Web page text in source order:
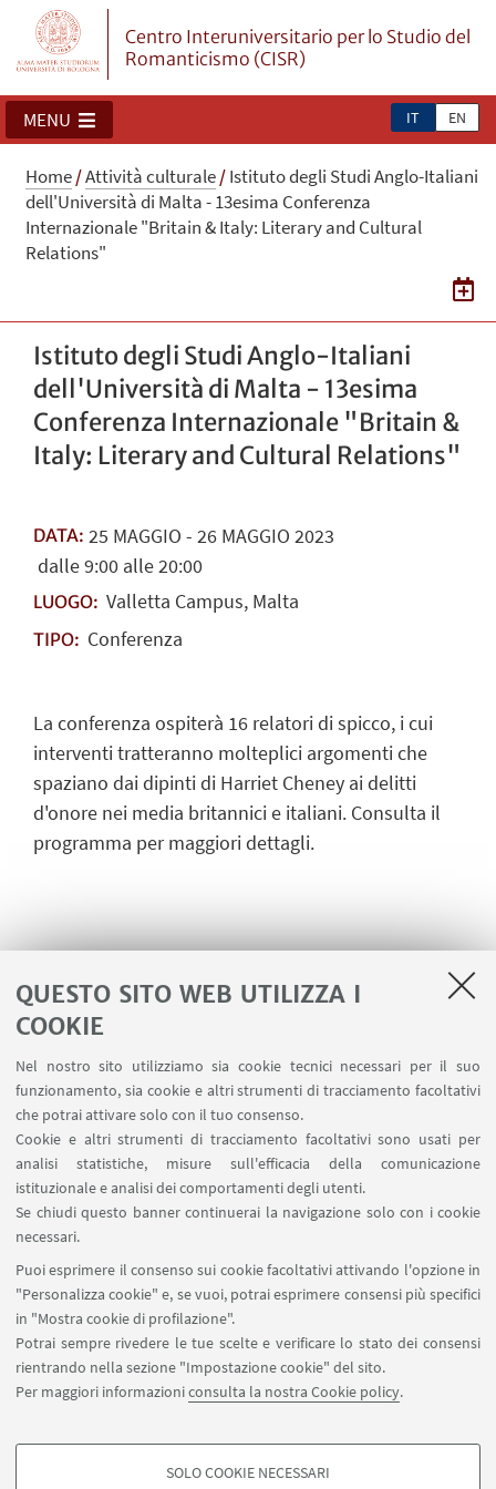
QUESTO SITO WEB UTILIZZA I
COOKIE
Nel nostro sito utilizziamo sia cookie tecnici necessari per il suo
funzionamento, sia cookie e altri strumenti di tracciamento facoltativi
che potrai attivare solo con il tuo consenso.
Cookie e altri strumenti di tracciamento facoltativi sono usati per
analisi statistiche, misure sull'efficacia della comunicazione
istituzionale e analisi dei comportamenti degli utenti.
Se chiudi questo banner continuerai la navigazione solo con i cookie
necessari.
Puoi esprimere il consenso sui cookie facoltativi attivando l'opzione in
"Personalizza cookie" e, se vuoi, potrai esprimere consensi più specifici
in "Mostra cookie di profilazione".
Potrai sempre rivedere le tue scelte e verificare lo stato dei consensi
rientrando nella sezione "Impostazione cookie" del sito.
Per maggiori informazioniconsulta la nostra Cookie policy.
SOLO COOKIE NECESSARI
Centro Interuniversitario per lo Studio del
Romanticismo (CISR)
IT EN
MENU
Home/Attività culturale/Istituto degli Studi Anglo-Italiani
dell'Università di Malta - 13esima Conferenza
Internazionale "Britain & Italy: Literary and Cultural
Relations"
Istituto degli Studi Anglo-Italiani
dell'Università di Malta - 13esima
Conferenza Internazionale "Britain &
Italy: Literary and Cultural Relations"
DATA: 25 MAGGIO - 26 MAGGIO2023
dalle 9:00 alle 20:00
LUOGO: Valletta Campus, Malta
TIPO: Conferenza
La conferenza ospiterà 16 relatori di spicco, i cui
interventi tratteranno molteplici argomenti che
spaziano dai dipinti di Harriet Cheney ai delitti
d'onore nei media britannici e italiani. Consulta il
programma per maggiori dettagli.
IN EVIDENZA
Programma
Sito dell' evento
Seguici su: